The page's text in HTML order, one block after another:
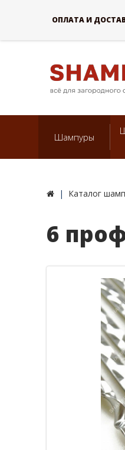
Шампуры
Каталог
6
ОПЛАТА И